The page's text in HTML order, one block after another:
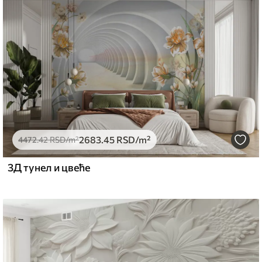
.003315.00 RSD/m²
and Stick
.674900.00RSD/m²
4472.42RSD/m²2683 .45 RSD/m²
3Д тунел и цвеће